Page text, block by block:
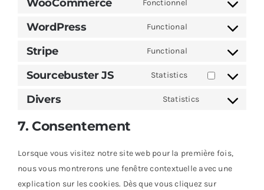
WooCommerce Fonctionnel
woocommerce
WordPress Functional
wordpress
Stripe Functional
stripe
Sourcebuster JS Statistics
Consent
to
Divers Statistics
Consent
divers
7. Consentement
Lorsque vous visitez notre site web pour la première fois,
nous vous montrerons une fenêtre contextuelle avec une
explication sur les cookies. Dès que vous cliquez sur